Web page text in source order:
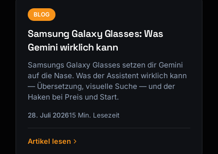
BLOG
Samsung Galaxy Glasses: Was
Gemini wirklich kann
Samsungs Galaxy Glasses setzen dir Gemini
auf die Nase. Was der Assistent wirklich kann
— Übersetzung, visuelle Suche — und der
Haken bei Preis und Start.
28. Juli 202615 Min. Lesezeit
Artikel lesen